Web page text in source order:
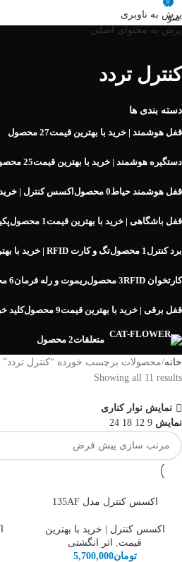
پرش به ناوبری
پرش به محتوای اصلی
قیمت ها و موجودی کالاها بروز می باشد.
منو
کنترل تردد
دسته بندی ها
قفل هوشمند | خرید با بهترین قیمت27 محصول
دستگیره هوشمند | خرید با بهترین قیمت25 محصول
قفل هوشمند حیاط0 محصول اکسس کنترل |
قفل باشگاهی | خرید با بهترین قیمت1 محصول
برد کنترل1 محصول تگ و کارت RFID | خرید با بهترین قیمت
کارتخوان RFID 3 محصول ریموت و رله فرمان6 محصول
قفل برقی | خرید با بهترین قیمت9 محصول کلید
متعلقات2 محصول
خانه محصولات برچسب خورده “کنترل تردد”
Showing all 11 results
نمایش نوار کناری
نمایش 9
12
18
24
اکسس کنترل مدل 135AF
اکسس کنترل | خرید با بهترین
قیمت, اثر انگشتی
تومان5,700,000
0